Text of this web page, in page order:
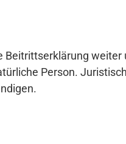
Beitrittserklärung weiter
Person.